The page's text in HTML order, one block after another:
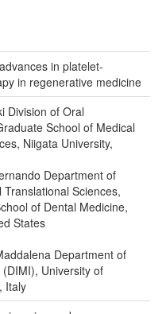
in platelet-
in regenerative medicine
Division of Oral
School of Medical
Niigata University,
Department of
Translational Sciences,
of Dental Medicine,
States
Department of
University of
Italy